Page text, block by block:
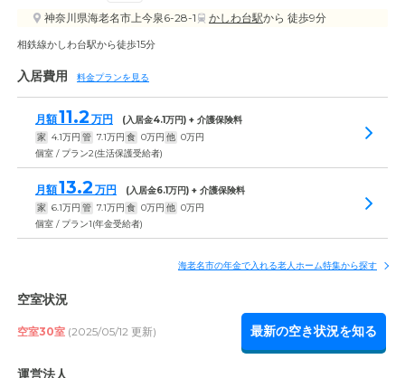
神奈川県海老名市上今泉6-28-1 かしわ台駅から 徒歩9分
相鉄線かしわ台駅から徒歩15分
入居費用 料金プランを見る
月額11.2 万円 (入居金4.1万円) + 介護保険料
家 4.1万円 管 7.1万円 食 0万円 他 0万円
個室 / プラン2(生活保護受給者)
月額13.2 万円 (入居金6.1万円) + 介護保険料
家 6.1万円 管 7.1万円 食 0万円 他 0万円
個室 / プラン1(年金受給者)
海老名市の年金で入れる老人ホーム特集から探す
空室状況
空室30室 (2025/05/12 更新) 最新の空き状況を知る
運営法人